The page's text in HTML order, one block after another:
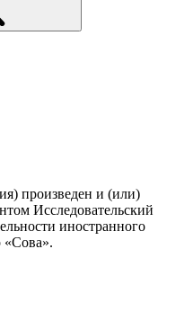
произведен и (или)
Исследовательский
иностранного
«Сова».